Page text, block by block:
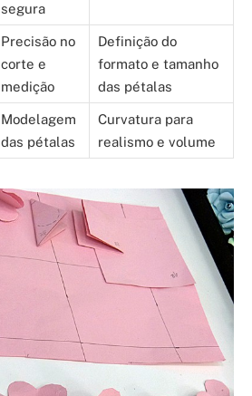
segura
Precisão no
corte e
medição
Definição do
formato e tamanho
das pétalas
Modelagem
das pétalas
Curvatura para
realismo e volume